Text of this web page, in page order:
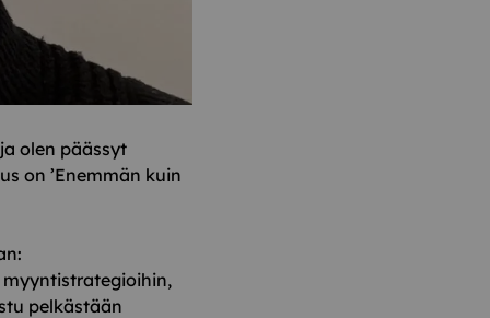
olen päässyt
on ’Enemmän kuin
pelkästään